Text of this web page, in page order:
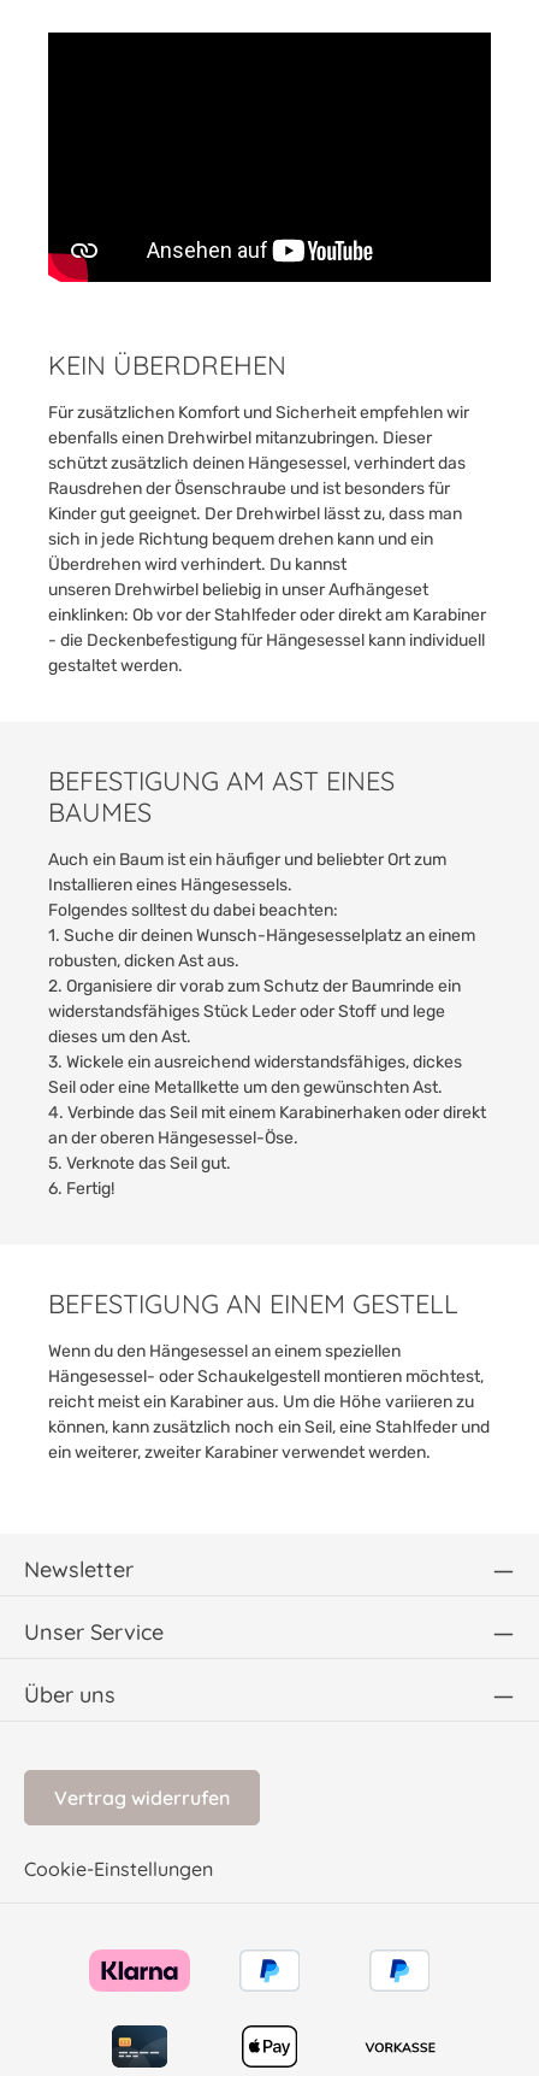
KEIN ÜBERDREHEN
Für zusätzlichen Komfort und Sicherheit empfehlen wir
ebenfalls einen Drehwirbel mitanzubringen. Dieser
schützt zusätzlich deinen Hängesessel, verhindert das
Rausdrehen der Ösenschraube und ist besonders für
Kinder gut geeignet. Der Drehwirbel lässt zu, dass man
sich in jede Richtung bequem drehen kann und ein
Überdrehen wird verhindert. Du kannst
unseren Drehwirbel beliebig in unser Aufhängeset
einklinken: Ob vor der Stahlfeder oder direkt am Karabiner
- die Deckenbefestigung für Hängesessel kann individuell
gestaltet werden.
BEFESTIGUNG AM AST EINES
BAUMES
Auch ein Baum ist ein häufiger und beliebter Ort zum
Installieren eines Hängesessels.
Folgendes solltest du dabei beachten:
1. Suche dir deinen Wunsch-Hängesesselplatz an einem
robusten, dicken Ast aus.
2. Organisiere dir vorab zum Schutz der Baumrinde ein
widerstandsfähiges Stück Leder oder Stoff und lege
dieses um den Ast.
3. Wickele ein ausreichend widerstandsfähiges, dickes
Seil oder eine Metallkette um den gewünschten Ast.
4. Verbinde das Seil mit einem Karabinerhaken oder direkt
an der oberen Hängesessel-Öse.
5. Verknote das Seil gut.
6. Fertig!
BEFESTIGUNG AN EINEM GESTELL
Wenn du den Hängesessel an einem speziellen
Hängesessel- oder Schaukelgestell montieren möchtest,
reicht meist ein Karabiner aus. Um die Höhe variieren zu
können, kann zusätzlich noch ein Seil, eine Stahlfeder und
ein weiterer, zweiter Karabiner verwendet werden.
Newsletter
Unser Service
Über uns
Vertrag widerrufen
Cookie-Einstellungen